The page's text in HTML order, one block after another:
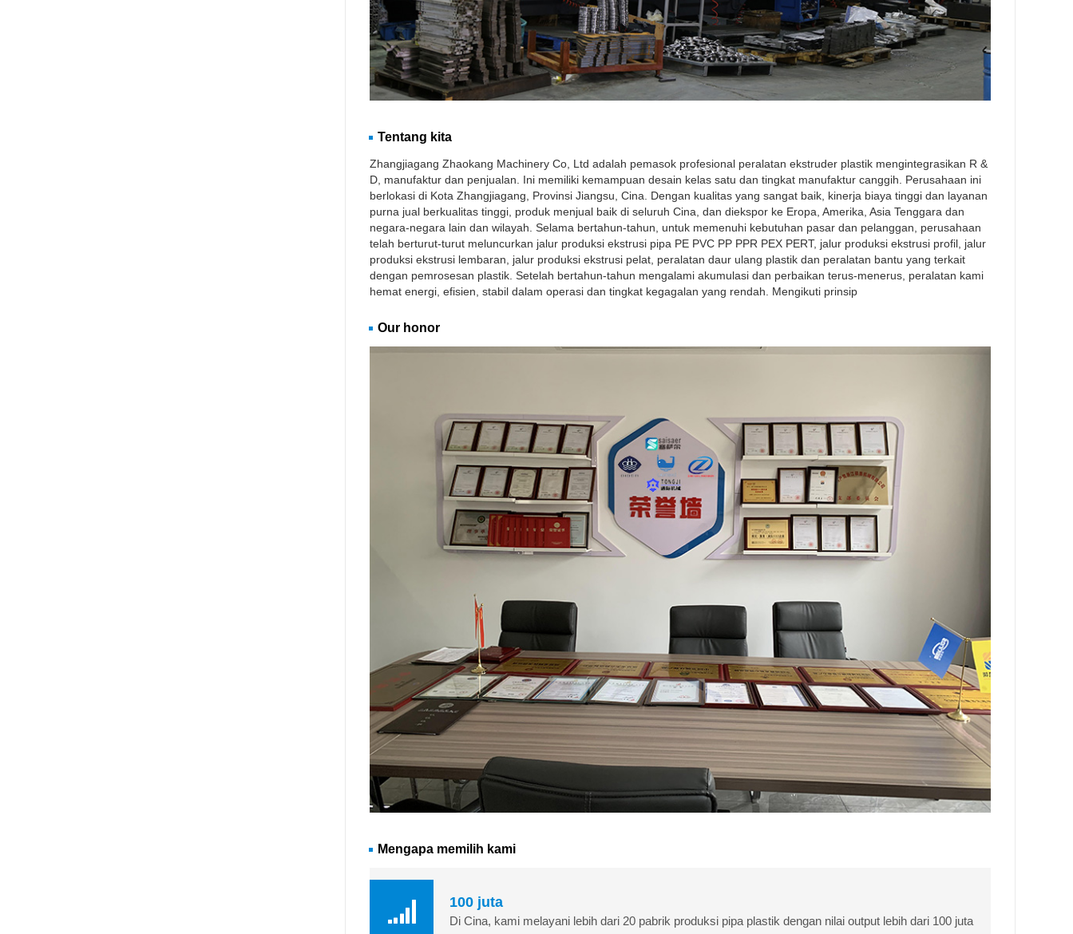
Tentang kita
Zhangjiagang Zhaokang Machinery Co, Ltd adalah pemasok profesional peralatan ekstruder plastik mengintegrasikan R &
D, manufaktur dan penjualan. Ini memiliki kemampuan desain kelas satu dan tingkat manufaktur canggih. Perusahaan ini
berlokasi di Kota Zhangjiagang, Provinsi Jiangsu, Cina. Dengan kualitas yang sangat baik, kinerja biaya tinggi dan layanan
purna jual berkualitas tinggi, produk menjual baik di seluruh Cina, dan diekspor ke Eropa, Amerika, Asia Tenggara dan
negara-negara lain dan wilayah. Selama bertahun-tahun, untuk memenuhi kebutuhan pasar dan pelanggan, perusahaan
telah berturut-turut meluncurkan jalur produksi ekstrusi pipa PE PVC PP PPR PEX PERT, jalur produksi ekstrusi profil, jalur
produksi ekstrusi lembaran, jalur produksi ekstrusi pelat, peralatan daur ulang plastik dan peralatan bantu yang terkait
dengan pemrosesan plastik. Setelah bertahun-tahun mengalami akumulasi dan perbaikan terus-menerus, peralatan kami
hemat energi, efisien, stabil dalam operasi dan tingkat kegagalan yang rendah. Mengikuti prinsip
Our honor
Mengapa memilih kami
100 juta
Di Cina, kami melayani lebih dari 20 pabrik produksi pipa plastik dengan nilai output lebih dari 100 juta